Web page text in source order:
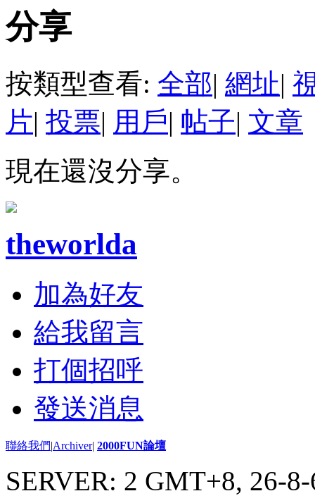
分享
按類型查看: 全部| 網址|
片| 投票| 用戶| 帖子| 文章
現在還沒分享。
theworlda
加為好友
給我留言
打個招呼
發送消息
聯絡我們|Archiver| 2000FUN論壇
SERVER: 2 GMT+8, 26-